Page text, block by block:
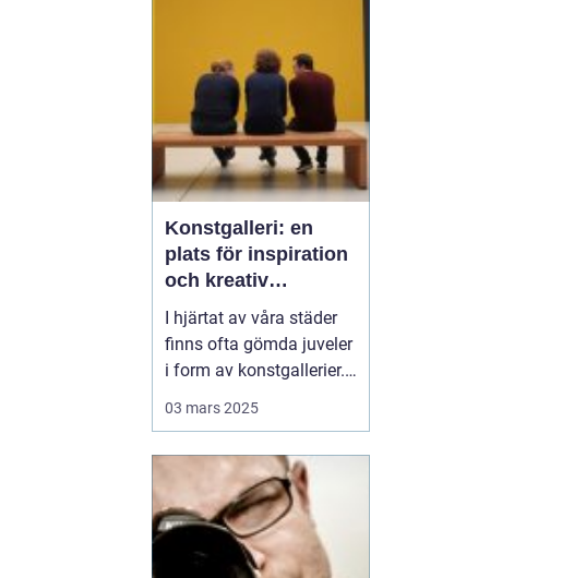
Konstgalleri: en
plats för inspiration
och kreativ
upplevelse
I hjärtat av våra städer
finns ofta gömda juveler
i form av konstgallerier.
utan kulturella nav där
kreativitet frodas och
tankeväckande
dialoger...
03 mars 2025